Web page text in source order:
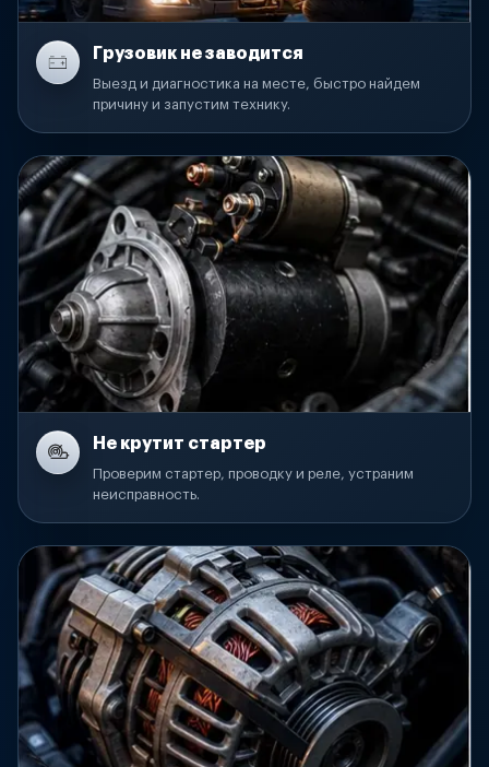
Грузовик не заводится
Выезд и диагностика на месте, быстро найдем
причину и запустим технику.
Не крутит стартер
Проверим стартер, проводку и реле, устраним
неисправность.